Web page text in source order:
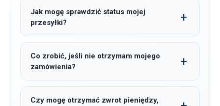
Jak mogę sprawdzić status mojej
przesyłki?
Co zrobić, jeśli nie otrzymam mojego
zamówienia?
Czy mogę otrzymać zwrot pieniędzy,